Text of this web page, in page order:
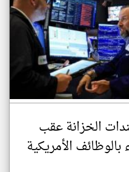
الخزانة عقب
الأمريكية